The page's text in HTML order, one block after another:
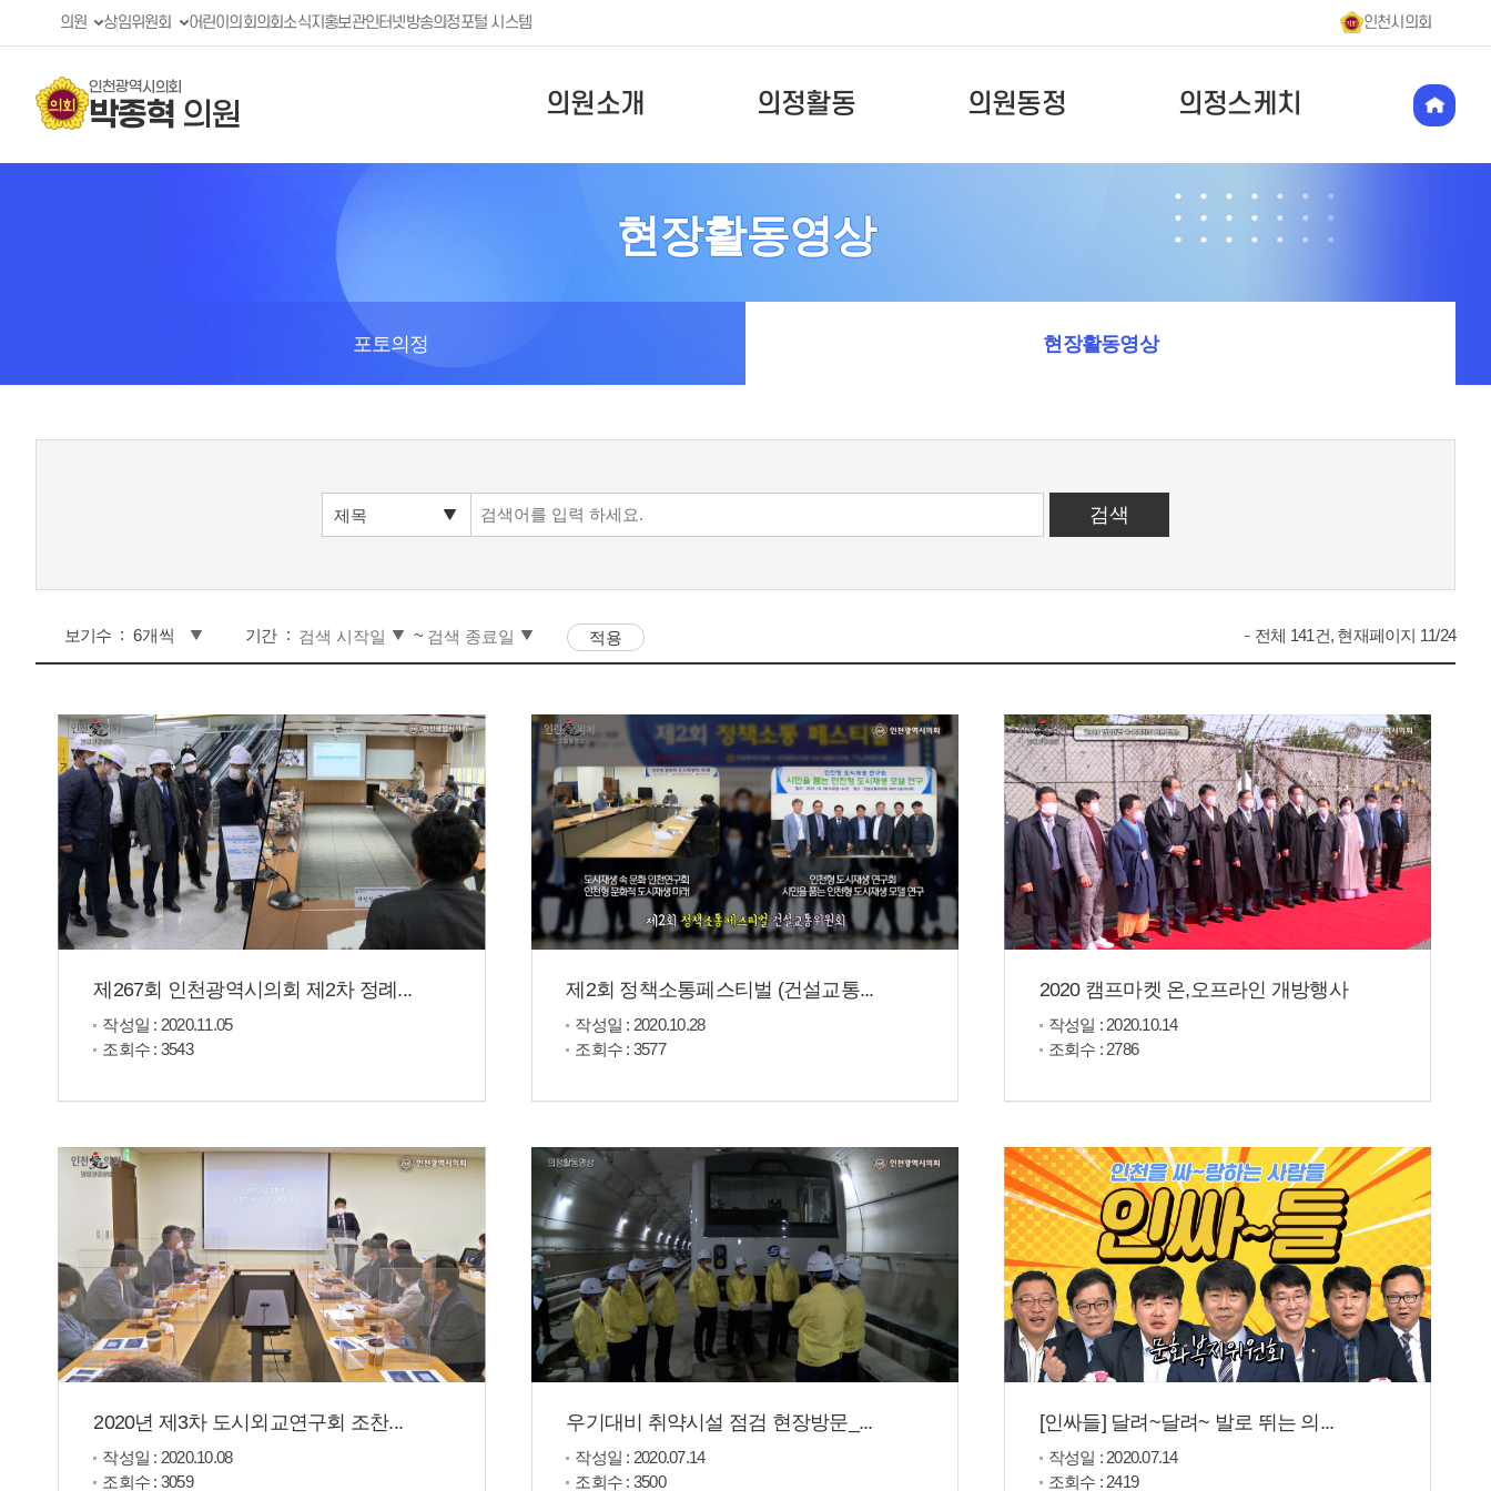
의원 상임위원회 어린이의회의회소식지 홍보관인터넷방송의정포털 시스템 인천시의회
인천광역시의회
박종혁 의원 의원소개 의정활동 의원동정 의정스케치
현장활동영상
포토의정 현장활동영상
보기수 기간 ~ 전체 141건, 현재페이지 11/24
제267회 인천광역시의회 제2차 정례...
작성일 : 2020.11.05
조회수 : 3543
제2회 정책소통페스티벌 (건설교통...
작성일 : 2020.10.28
조회수 : 3577
2020 캠프마켓 온,오프라인 개방행사
작성일 : 2020.10.14
조회수 : 2786
2020년 제3차 도시외교연구회 조찬...
작성일 : 2020.10.08
조회수 : 3059
우기대비 취약시설 점검 현장방문_...
작성일 : 2020.07.14
조회수 : 3500
[인싸들] 달려~달려~ 발로 뛰는 의...
작성일 : 2020.07.14
조회수 : 2419